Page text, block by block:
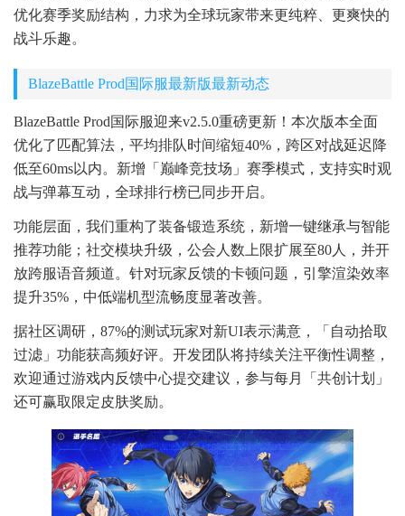
优化赛季奖励结构，力求为全球玩家带来更纯粹、更爽快的
战斗乐趣。
BlazeBattle Prod国际服最新版最新动态
BlazeBattle Prod国际服迎来v2.5.0重磅更新！本次版本全面
优化了匹配算法，平均排队时间缩短40%，跨区对战延迟降
低至60ms以内。新增「巅峰竞技场」赛季模式，支持实时观
战与弹幕互动，全球排行榜已同步开启。
功能层面，我们重构了装备锻造系统，新增一键继承与智能
推荐功能；社交模块升级，公会人数上限扩展至80人，并开
放跨服语音频道。针对玩家反馈的卡顿问题，引擎渲染效率
提升35%，中低端机型流畅度显著改善。
据社区调研，87%的测试玩家对新UI表示满意，「自动拾取
过滤」功能获高频好评。开发团队将持续关注平衡性调整，
欢迎通过游戏内反馈中心提交建议，参与每月「共创计划」
还可赢取限定皮肤奖励。